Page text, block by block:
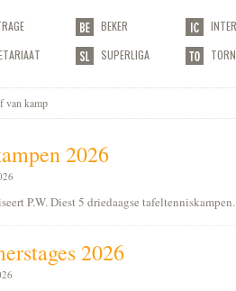
BEKER
SUPERLIGA
van kamp
2026
P.W. Diest 5 driedaagse tafeltenniskampen.
2026